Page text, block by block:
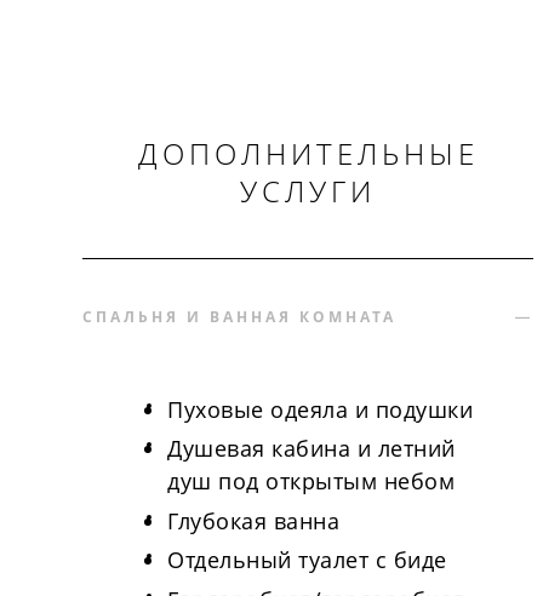
ДОПОЛНИТЕЛЬНЫЕ
УСЛУГИ
СПАЛЬНЯ И ВАННАЯ КОМНАТА
Пуховые одеяла и подушки
Душевая кабина и летний
душ под открытым небом
Глубокая ванна
Отдельный туалет с биде